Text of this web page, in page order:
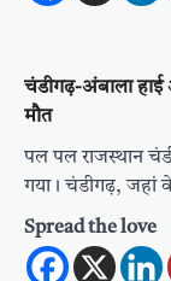
चंडीगढ़-अंबाला हाई
मौत
पल पल राजस्थान
गया। चंडीगढ़, जहां
Spread the love